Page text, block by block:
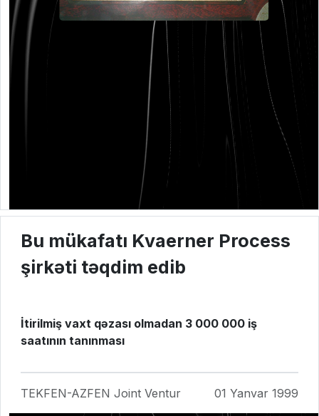
Bu mükafatı Kvaerner Process
şirkəti təqdim edib
İtirilmiş vaxt qəzası olmadan 3 000 000 iş
saatının tanınması
TEKFEN-AZFEN Joint Ventur 01 Yanvar 1999